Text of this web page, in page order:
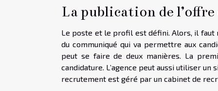
La publication de l’offre
Le poste et le profil est défini. Alors, il faut
du communiqué qui va permettre aux
peut se faire de deux manières. La
candidature. L’agence peut aussi utiliser un
recrutement est géré par un cabinet de